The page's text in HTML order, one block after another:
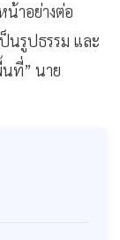
าอย่างต่อ
นรูปธรรม และ
ที่” นาย